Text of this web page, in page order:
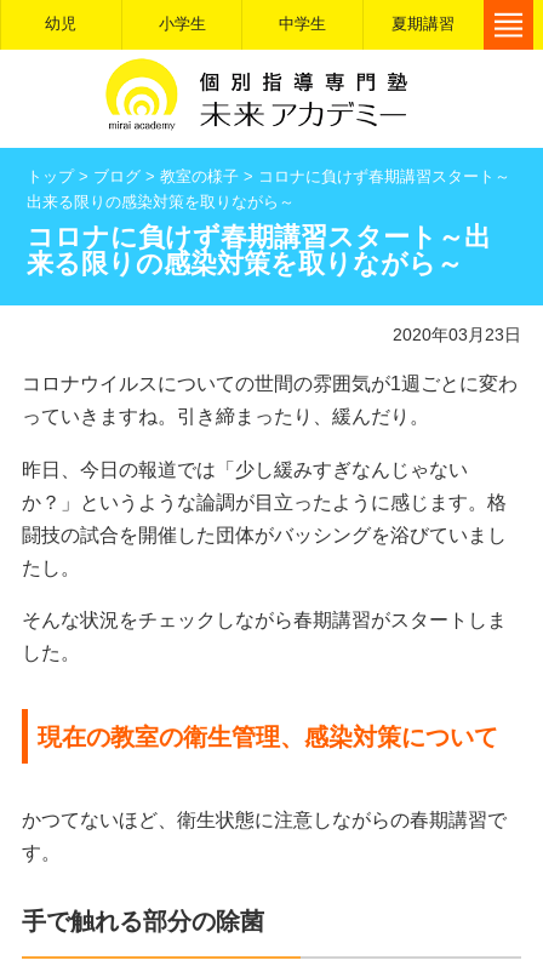
幼児 小学生 中学生 夏期講習
トップ> ブログ >教室の様子 > コロナに負けず春期講習スタート～
出来る限りの感染対策を取りながら～
コロナに負けず春期講習スタート～出
来る限りの感染対策を取りながら～
2020年03月23日
コロナウイルスについての世間の雰囲気が1週ごとに変わ
っていきますね。引き締まったり、緩んだり。
昨日、今日の報道では「少し緩みすぎなんじゃない
か？」というような論調が目立ったように感じます。格
闘技の試合を開催した団体がバッシングを浴びていまし
たし。
そんな状況をチェックしながら春期講習がスタートしま
した。
現在の教室の衛生管理、感染対策について
かつてないほど、衛生状態に注意しながらの春期講習で
す。
手で触れる部分の除菌